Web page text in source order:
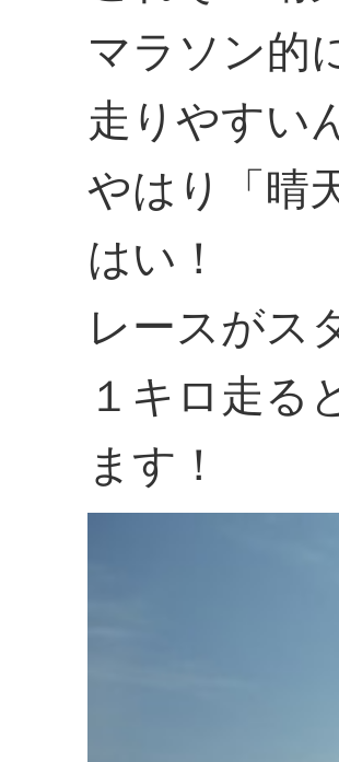
マラソン的
走りやすい
やはり「晴
はい！
レースがス
１キロ走る
ます！